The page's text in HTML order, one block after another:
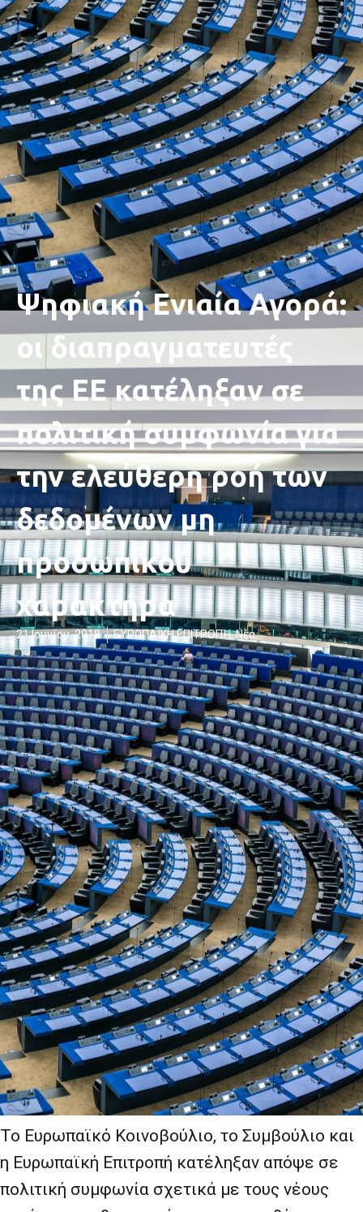
Ψηφιακή Ενιαία Αγορά:
οι διαπραγματευτές
της ΕΕ κατέληξαν σε
πολιτική συμφωνία για
την ελεύθερη ροή των
δεδομένων μη
προσωπικού
χαρακτήρα
21 Ιουνίου, 2018 ΕΥΡΩΠΑΪΚΗ ΕΠΙΤΡΟΠΉ,Νέα
Το Ευρωπαϊκό Κοινοβούλιο, το Συμβούλιο και
η Ευρωπαϊκή Επιτροπή κατέληξαν απόψε σε
πολιτική συμφωνία σχετικά με τους νέους